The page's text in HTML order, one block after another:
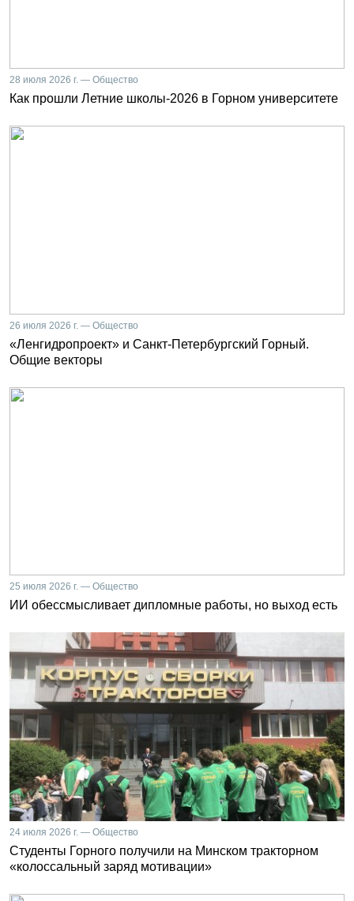
28 июля 2026 г. — Общество
Как прошли Летние школы-2026 в Горном университете
26 июля 2026 г. — Общество
«Ленгидропроект» и Санкт-Петербургский Горный.
Общие векторы
25 июля 2026 г. — Общество
ИИ обессмысливает дипломные работы, но выход есть
24 июля 2026 г. — Общество
Студенты Горного получили на Минском тракторном
«колоссальный заряд мотивации»